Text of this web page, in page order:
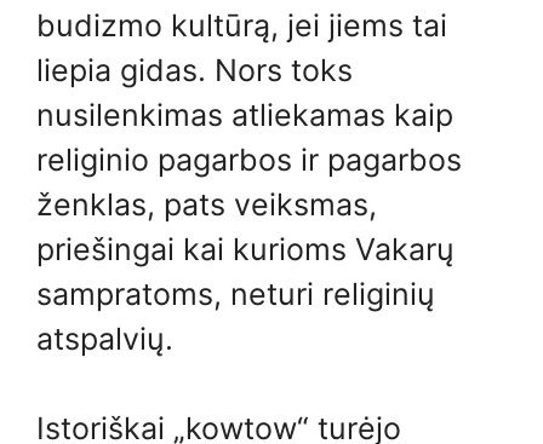
budizmo kultūrą, jei jiems tai
liepia gidas. Nors toks
nusilenkimas atliekamas kaip
religinio pagarbos ir pagarbos
ženklas, pats veiksmas,
priešingai kai kurioms Vakarų
sampratoms, neturi religinių
atspalvių.
Istoriškai „kowtow“ turėjo